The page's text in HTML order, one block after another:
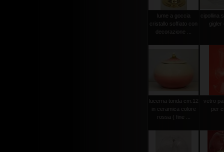
lume a goccia
cristallo soffiato con
decorazione ...
cipollina
gigler
lucerna tonda cm.12
in ceramica colore
rossa ( fine ...
vetro
per